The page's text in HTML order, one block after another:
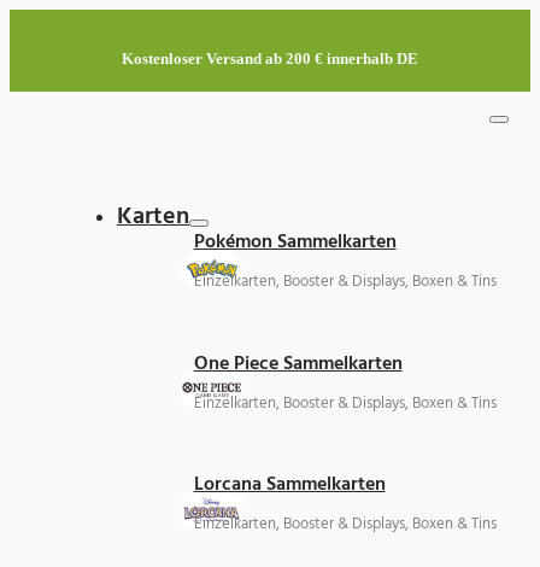
Kostenloser Versand ab 200 € innerhalb DE
Karten
Pokémon Sammelkarten
Einzelkarten, Booster & Displays, Boxen & Tins
One Piece Sammelkarten
Einzelkarten, Booster & Displays, Boxen & Tins
Lorcana Sammelkarten
Einzelkarten, Booster & Displays, Boxen & Tins